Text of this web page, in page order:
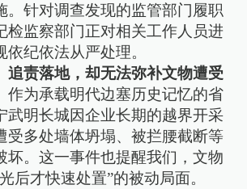
。针对调查发现的监管部门履职
检监察部门正对相关工作人员进
纪依法从严处理。
追责落地，却无法弥补文物遭受
作为承载明代边塞历史记忆的省
武明长城因企业长期的越界开采
受多处墙体坍塌、被拦腰截断等
坏。这一事件也提醒我们，文物
后才快速处置”的被动局面。